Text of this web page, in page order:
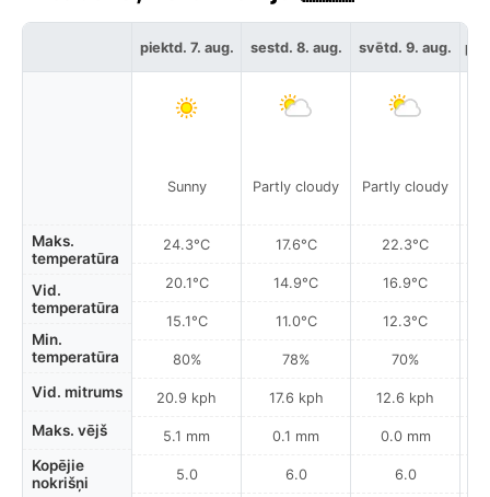
Maks.
temperatūra
Vid.
temperatūra
Min.
temperatūra
Vid. mitrums
Maks. vējš
Kopējie
nokrišņi
piektd. 7. aug.
Sunny
24.3°C
20.1°C
15.1°C
80%
20.9 kph
5.1 mm
5.0
sestd. 8. aug.
Partly cloudy
17.6°C
14.9°C
11.0°C
78%
17.6 kph
0.1 mm
6.0
svētd. 9. aug.
Partly cloudy
22.3°C
16.9°C
12.3°C
70%
12.6 kph
0.0 mm
6.0